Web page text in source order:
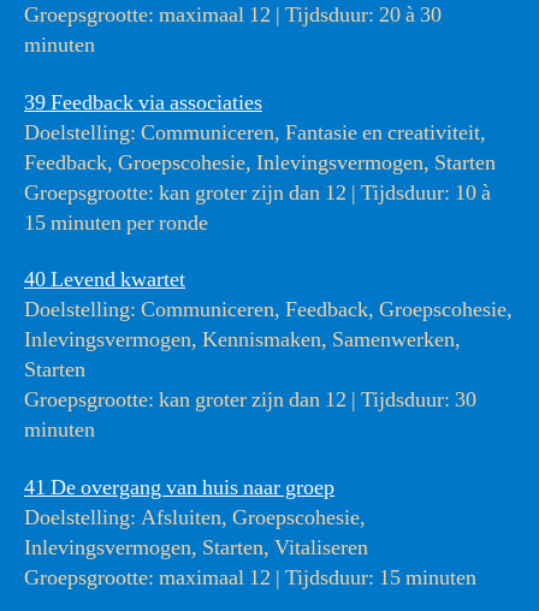
Groepsgrootte: maximaal 12 | Tijdsduur: 20 à 30
minuten
39 Feedback via associaties
Doelstelling: Communiceren, Fantasie en creativiteit,
Feedback, Groepscohesie, Inlevingsvermogen, Starten
Groepsgrootte: kan groter zijn dan 12 | Tijdsduur: 10 à
15 minuten per ronde
40 Levend kwartet
Doelstelling: Communiceren, Feedback, Groepscohesie,
Inlevingsvermogen, Kennismaken, Samenwerken,
Starten
Groepsgrootte: kan groter zijn dan 12 | Tijdsduur: 30
minuten
41 De overgang van huis naar groep
Doelstelling: Afsluiten, Groepscohesie,
Inlevingsvermogen, Starten, Vitaliseren
Groepsgrootte: maximaal 12 | Tijdsduur: 15 minuten